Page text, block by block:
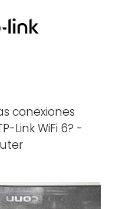
conexiones
Link WiFi 6? -